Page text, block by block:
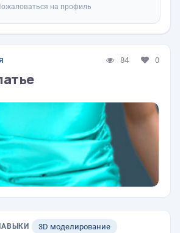
на профиль
84 0
3D моделирование